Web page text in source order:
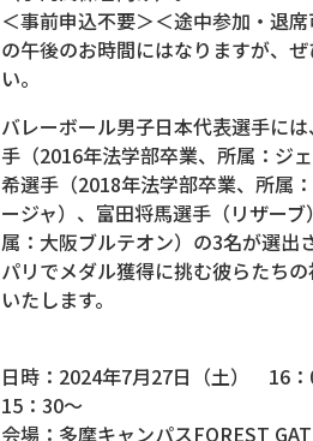
＜事前申込不要＞＜途中参加・退
の午後のお時間にはなりますが、
い。
バレーボール男子日本代表選手に
手（2016年法学部卒業、所属：ジ
希選手（2018年法学部卒業、所属
ージャ）、富田将馬選手（リザー
属：大阪ブルテオン）の3名が選出
パリでメダル獲得に挑む彼らたち
いたします。
日時：2024年7月27日（土） 16
15：30～
会場：多摩キャンパスFOREST